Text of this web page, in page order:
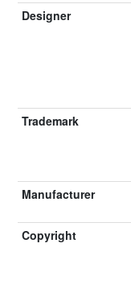
Designer
Trademark
Manufacturer
Copyright